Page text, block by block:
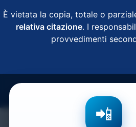
È vietata la copia, totale o
relativa citazione. I
provvedimenti
📲Condividi